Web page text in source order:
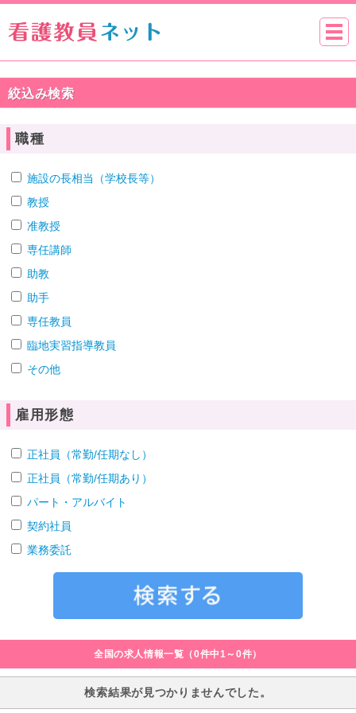
絞込み検索
職種
施設の長相当（学校長等）
教授
准教授
専任講師
助教
助手
専任教員
臨地実習指導教員
その他
雇用形態
正社員（常勤/任期なし）
正社員（常勤/任期あり）
パート・アルバイト
契約社員
業務委託
全国の求人情報一覧（0件中1～0件）
検索結果が見つかりませんでした。